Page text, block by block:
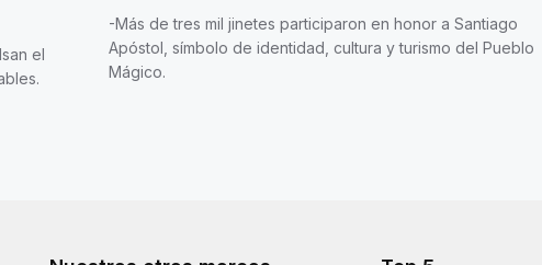
el
-Más de tres mil jinetes participaron en honor a Santiago
Apóstol, símbolo de identidad, cultura y turismo del Pueblo
Mágico.